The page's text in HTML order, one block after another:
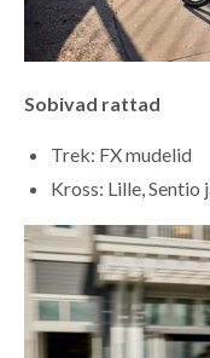
Sobivad rattad
Trek: FX mudelid
Kross: Lille,